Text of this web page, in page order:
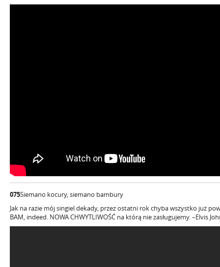
075Siemano kocury, siemano bambury
Jak na razie mój singiel dekady, przez ostatni rok chyba wszystko już
BAM, indeed. NOWA CHWYTLIWOŚĆ na którą nie zasługujemy. –Elvis